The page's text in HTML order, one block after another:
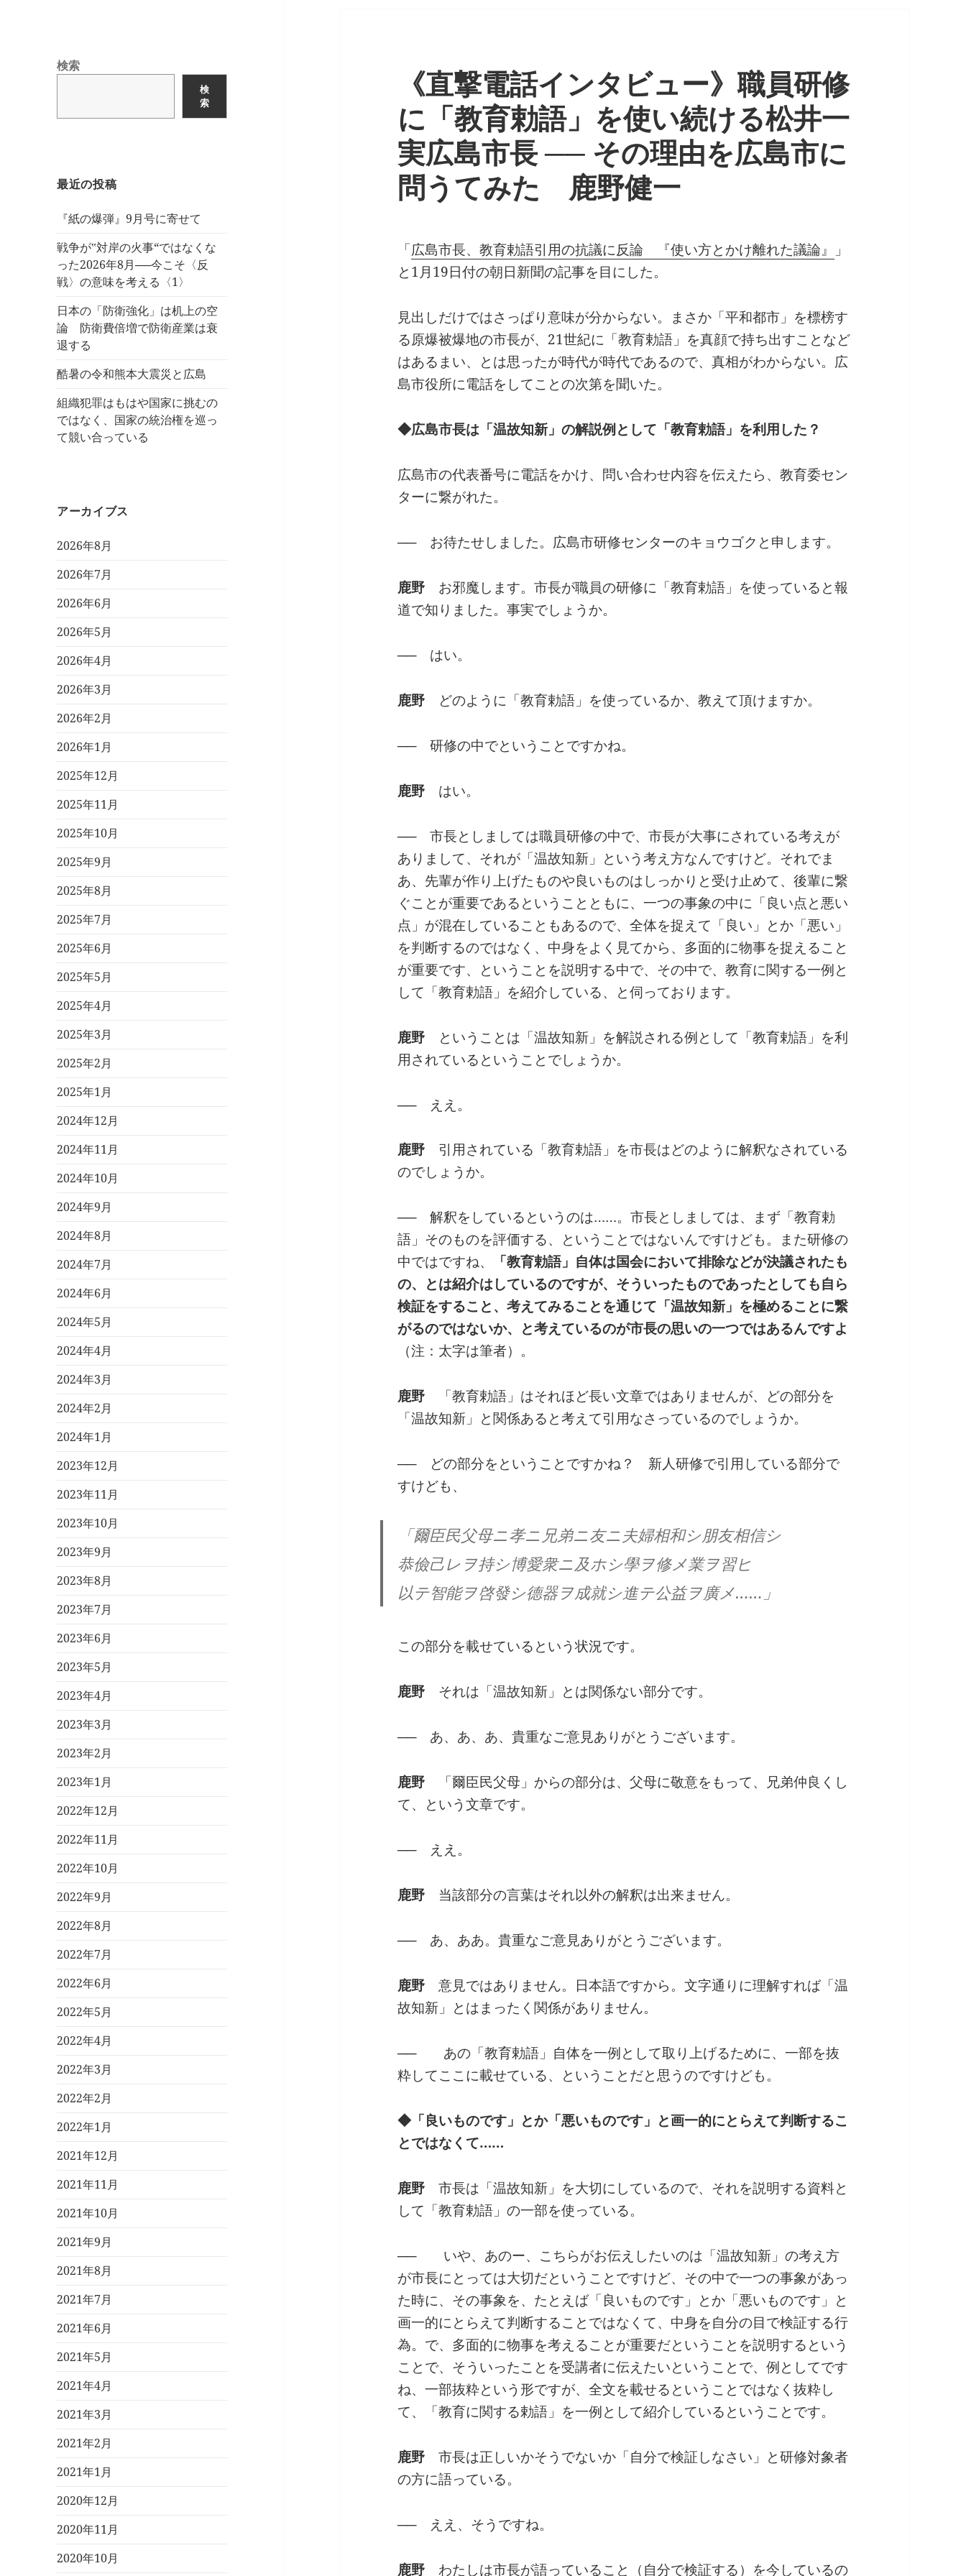
検索
検
索
最近の投稿
『紙の爆弾』9月号に寄せて
戦争が‟対岸の火事“ではなくな
った2026年8月──今こそ〈反
戦〉の意味を考える〈1〉
日本の「防衛強化」は机上の空
論 防衛費倍増で防衛産業は衰
退する
酷暑の令和熊本大震災と広島
組織犯罪はもはや国家に挑むの
ではなく、国家の統治権を巡っ
て競い合っている
アーカイブス
2026年8月
2026年7月
2026年6月
2026年5月
2026年4月
2026年3月
2026年2月
2026年1月
2025年12月
2025年11月
2025年10月
2025年9月
2025年8月
2025年7月
2025年6月
2025年5月
2025年4月
2025年3月
2025年2月
2025年1月
2024年12月
2024年11月
2024年10月
2024年9月
2024年8月
2024年7月
2024年6月
2024年5月
2024年4月
2024年3月
2024年2月
2024年1月
2023年12月
2023年11月
2023年10月
2023年9月
2023年8月
2023年7月
2023年6月
2023年5月
2023年4月
2023年3月
2023年2月
2023年1月
2022年12月
2022年11月
2022年10月
2022年9月
2022年8月
2022年7月
2022年6月
2022年5月
2022年4月
2022年3月
2022年2月
2022年1月
2021年12月
2021年11月
2021年10月
2021年9月
2021年8月
2021年7月
2021年6月
2021年5月
2021年4月
2021年3月
2021年2月
2021年1月
2020年12月
2020年11月
2020年10月
《直撃電話インタビュー》職員研修
に「教育勅語」を使い続ける松井一
実広島市長 ── その理由を広島市に
問うてみた 鹿野健一
「広島市長、教育勅語引用の抗議に反論 『使い方とかけ離れた議論』
」
と1月19日付の朝日新聞の記事を目にした。
見出しだけではさっぱり意味が分からない。まさか「平和都市」を標榜す
る原爆被爆地の市長が、21世紀に「教育勅語」を真顔で持ち出すことなど
はあるまい、とは思ったが時代が時代であるので、真相がわからない。広
島市役所に電話をしてことの次第を聞いた。
◆広島市長は「温故知新」の解説例として「教育勅語」を利用した？
広島市の代表番号に電話をかけ、問い合わせ内容を伝えたら、教育委セン
ターに繋がれた。
── お待たせしました。広島市研修センターのキョウゴクと申します。
鹿野 お邪魔します。市長が職員の研修に「教育勅語」を使っていると報
道で知りました。事実でしょうか。
── はい。
鹿野 どのように「教育勅語」を使っているか、教えて頂けますか。
──研修の中でということですかね。
鹿野 はい。
──市長としましては職員研修の中で、市長が大事にされている考えが
ありまして、それが「温故知新」という考え方なんですけど。それでま
あ、先輩が作り上げたものや良いものはしっかりと受け止めて、後輩に繋
ぐことが重要であるということともに、一つの事象の中に「良い点と悪い
点」が混在していることもあるので、全体を捉えて「良い」とか「悪い」
を判断するのではなく、中身をよく見てから、多面的に物事を捉えること
が重要です、ということを説明する中で、その中で、教育に関する一例と
して「教育勅語」を紹介している、と伺っております。
鹿野
ということは「温故知新」を解説される例として「教育勅語」を利
用されているということでしょうか。
── ええ。
鹿野 引用されている「教育勅語」を市長はどのように解釈なされている
のでしょうか。
──解釈をしているというのは……。市長としましては、まず「教育勅
語」そのものを評価する、ということではないんですけども。また研修の
中ではですね、
「教育勅語」自体は国会において排除などが決議されたも
の、とは紹介はしているのですが、そういったものであったとしても自ら
検証をすること、考えてみることを通じて「温故知新」を極めることに繋
がるのではないか、と考えているのが市長の思いの一つではあるんですよ
（注：太字は筆者）。
鹿野
「教育勅語」はそれほど長い文章ではありませんが、どの部分を
「温故知新」と関係あると考えて引用なさっているのでしょうか。
──
どの部分をということですかね？ 新人研修で引用している部分で
すけども、
「爾臣民父母ニ孝ニ兄弟ニ友ニ夫婦相和シ朋友相信シ
恭儉己レヲ持シ博愛衆ニ及ホシ學ヲ修メ業ヲ習ヒ
以テ智能ヲ啓發シ德器ヲ成就シ進テ公益ヲ廣メ……」
この部分を載せているという状況です。
鹿野 それは「温故知新」とは関係ない部分です。
── あ、あ、あ、貴重なご意見ありがとうございます。
鹿野
「爾臣民父母」からの部分は、父母に敬意をもって、兄弟仲良くし
て、という文章です。
── ええ。
鹿野 当該部分の言葉はそれ以外の解釈は出来ません。
── あ、ああ。貴重なご意見ありがとうございます。
鹿野意見ではありません。日本語ですから。文字通りに理解すれば「温
故知新」とはまったく関係がありません。
──
あの「教育勅語」自体を一例として取り上げるために、一部を抜
粋してここに載せている、ということだと思うのですけども。
◆「良いものです」とか「悪いものです」と画一的にとらえて判断するこ
とではなくて……
鹿野市長は「温故知新」を大切にしているので、それを説明する資料と
して「教育勅語」の一部を使っている。
──
いや、あのー、こちらがお伝えしたいのは「温故知新」の考え方
が市長にとっては大切だということですけど、その中で一つの事象があっ
た時に、その事象を、たとえば「良いものです」とか「悪いものです」と
画一的にとらえて判断することではなくて、中身を自分の目で検証する行
為。で、多面的に物事を考えることが重要だということを説明するという
ことで、そういったことを受講者に伝えたいということで、例としてです
ね、一部抜粋という形ですが、全文を載せるということではなく抜粋し
て、「教育に関する勅語」を一例として紹介しているということです。
鹿野市長は正しいかそうでないか「自分で検証しなさい」と研修対象者
の方に語っている。
── ええ、そうですね。
鹿野わたしは市長が語っていること（自分で検証する）を今しているの